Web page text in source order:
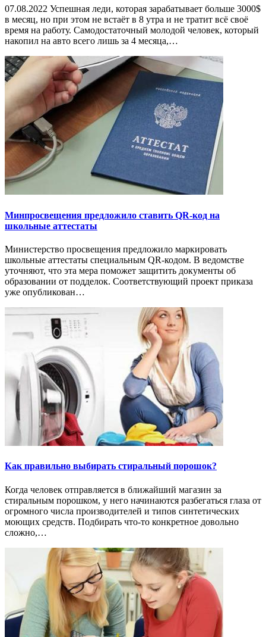
07.08.2022 Успешная леди, которая зарабатывает больше 3000$
в месяц, но при этом не встаёт в 8 утра и не тратит всё своё
время на работу. Самодостаточный молодой человек, который
накопил на авто всего лишь за 4 месяца,…
Минпросвещения предложило ставить QR-код на
школьные аттестаты
Министерство просвещения предложило маркировать
школьные аттестаты специальным QR-кодом. В ведомстве
уточняют, что эта мера поможет защитить документы об
образовании от подделок. Соответствующий проект приказа
уже опубликован…
Как правильно выбирать стиральный порошок?
Когда человек отправляется в ближайший магазин за
стиральным порошком, у него начинаются разбегаться глаза от
огромного числа производителей и типов синтетических
моющих средств. Подбирать что-то конкретное довольно
сложно,…